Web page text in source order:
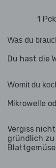
1
Was du
Du hast die
Womit du
Mikrowelle
Vergiss
gründlich zu